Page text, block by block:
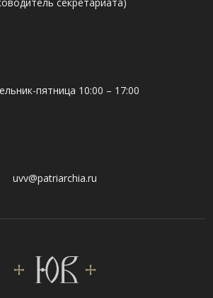
секретариата)
пятница 10:00 – 17:00
uvv@patriarchia.ru